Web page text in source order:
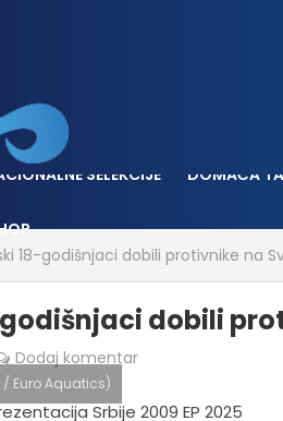
SELEKCIJE DOMAĆA
18-godišnjaci dobili protivnike na
dobili
Dodaj komentar
/ Euro Aquatics)